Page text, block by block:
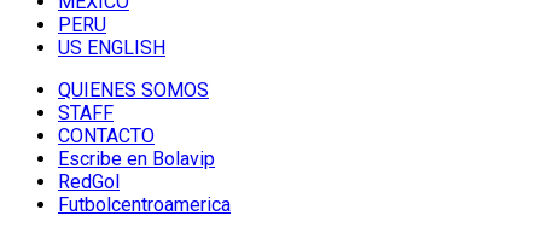
PERU
US ENGLISH
QUIENES SOMOS
STAFF
CONTACTO
Escribe en Bolavip
RedGol
Futbolcentroamerica